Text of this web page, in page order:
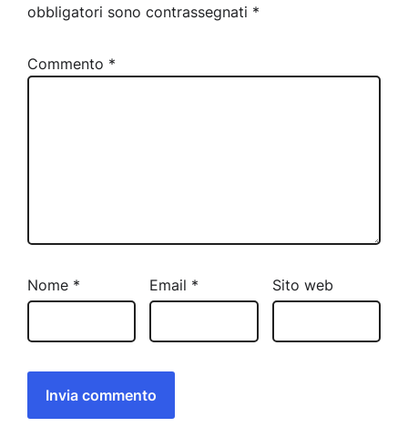
obbligatori sono contrassegnati *
Commento *
Nome * Email * Sito web